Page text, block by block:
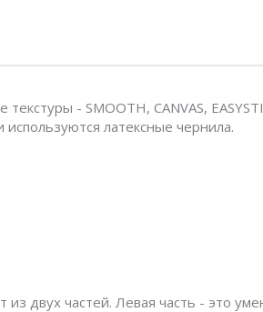
- SMOOTH, CANVAS,
латексные чернила.
двух частей. Левая часть - это